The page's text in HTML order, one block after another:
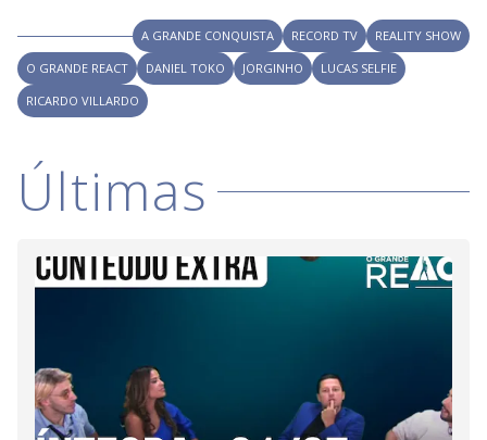
e
A GRANDE CONQUISTA RECORD TV
REALITY SHOW
O GRANDE REACT
DANIEL TOKO JORGINHO
LUCAS SELFIE
RICARDO VILLARDO
Últimas